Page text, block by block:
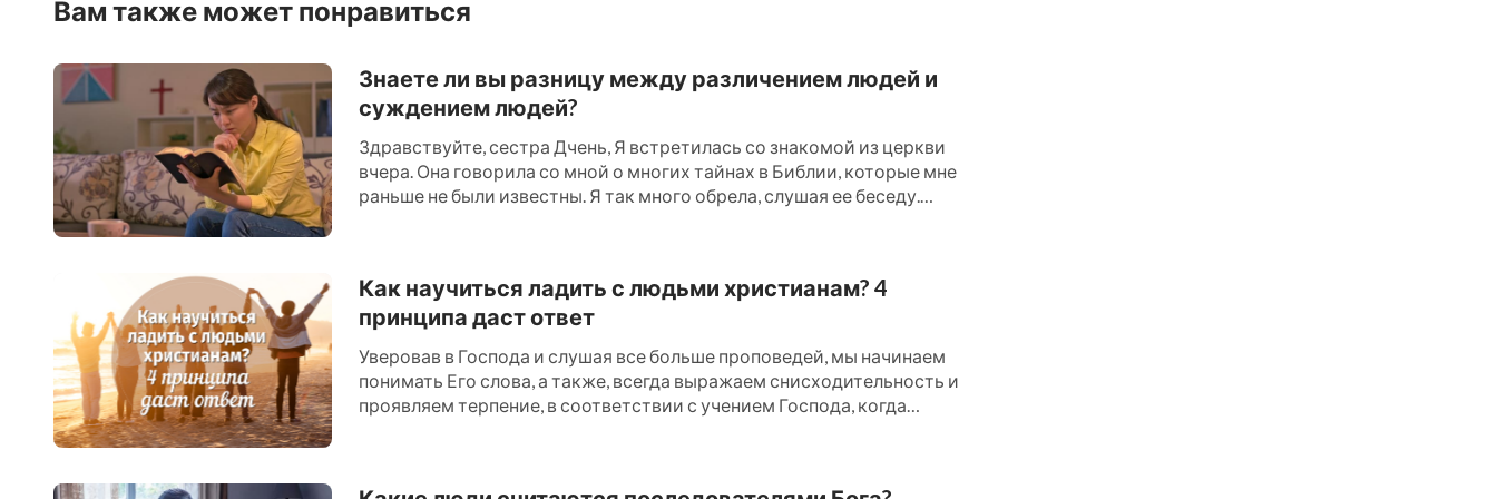
Вам также может понравиться
Знаете ли вы разницу между различением людей и
суждением людей?
Здравствуйте, сестра Дчень, Я встретилась со знакомой из церкви
вчера. Она говорила со мной о многих тайнах в Библии, которые мне
раньше не были известны. Я так много обрела, слушая ее беседу.
Как научиться ладить с людьми христианам? 4
принципа даст ответ
Уверовав в Господа и слушая все больше проповедей, мы начинаем
понимать Его слова, а также, всегда выражаем снисходительность и
проявляем терпение, в соответствии с учением Господа, когда